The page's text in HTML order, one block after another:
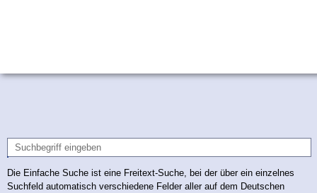
Die Einfache Suche ist eine Freitext-Suche, bei der über ein einzelnes
Suchfeld automatisch verschiedene Felder aller auf dem Deutschen